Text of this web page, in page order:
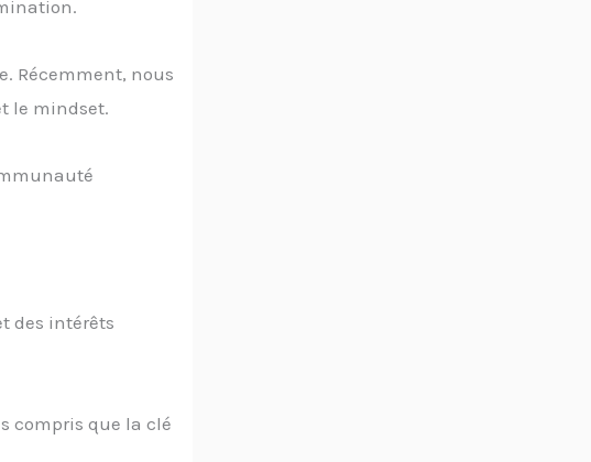
Récemment, nous
le mindset.
des intérêts
compris que la clé